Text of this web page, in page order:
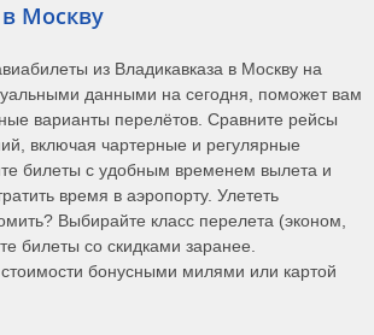
Москву
из Владикавказа в Москву на
данными на сегодня, поможет вам
варианты перелётов. Сравните рейсы
включая чартерные и регулярные
билеты с удобным временем вылета и
время в аэропорту. Улететь
Выбирайте класс перелета (эконом,
билеты со скидками заранее.
бонусными милями или картой